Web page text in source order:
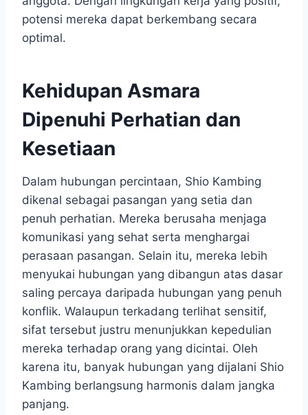
potensi mereka dapat berkembang secara
optimal.
Kehidupan Asmara
Dipenuhi Perhatian dan
Kesetiaan
Dalam hubungan percintaan, Shio Kambing
dikenal sebagai pasangan yang setia dan
penuh perhatian. Mereka berusaha menjaga
komunikasi yang sehat serta menghargai
perasaan pasangan. Selain itu, mereka lebih
menyukai hubungan yang dibangun atas dasar
saling percaya daripada hubungan yang penuh
konflik. Walaupun terkadang terlihat sensitif,
sifat tersebut justru menunjukkan kepedulian
mereka terhadap orang yang dicintai. Oleh
karena itu, banyak hubungan yang dijalani Shio
Kambing berlangsung harmonis dalam jangka
panjang.